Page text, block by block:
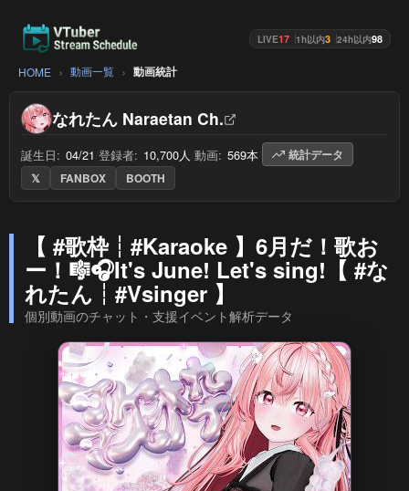
LIVE17 1h以内3 24h以内98
HOME 動画一覧 動画統計
なれたん Naraetan Ch.
誕生日: 04/21 登録者: 10,700人 動画: 569本
統計データ
𝕏
FANBOX BOOTH
【 #歌枠┆#Karaoke 】6月だ！歌お
ー！🎼🎧It's June! Let's sing!【 #な
れたん┆#Vsinger 】
個別動画のチャット・支援イベント解析データ